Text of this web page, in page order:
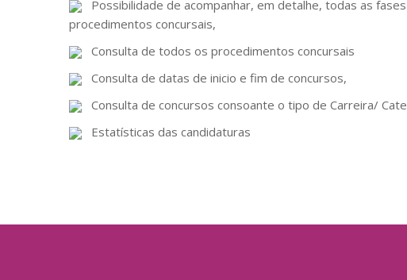
Possibilidade de acompanhar, em detalhe, todas as
procedimentos concursais,
Consulta de todos os procedimentos concursais
Consulta de datas de inicio e fim de concursos,
Consulta de concursos consoante o tipo de Carreira/
Estatísticas das candidaturas